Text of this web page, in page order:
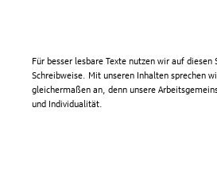
Für besser lesbare Texte nutzen wir auf diesen
Schreibweise. Mit unseren Inhalten sprechen
gleichermaßen an, denn unsere
und Individualität.